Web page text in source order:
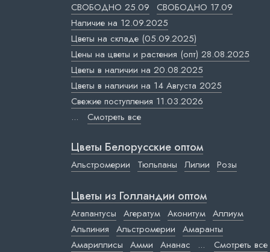
СВОБОДНО 25.09 СВОБОДНО 17.09
Наличие на 12.09.2025
Цветы на складе (05.09.2025)
Цены на цветы и растения (опт) 28.08.2025
Цветы в наличии на 20.08.2025
Цветы в наличии на 14 Августа 2025
Свежие поступления 11.03.2026
... Смотреть все
Цветы Белорусские оптом
Альстромерии Тюльпаны Лилии Розы
Цветы из Голландии оптом
Агапантусы Агератум Аконитум Аллиум
Альпиния Альстромерии Амаранты
Амариллисы Амми Ананас ... Смотреть все